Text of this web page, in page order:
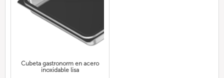
Cubeta gastronorm en acero
inoxidable lisa